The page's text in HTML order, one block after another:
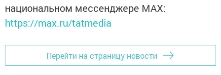
национальном мессенджере MАХ:
https://max.ru/tatmedia
Перейти на страницу новости